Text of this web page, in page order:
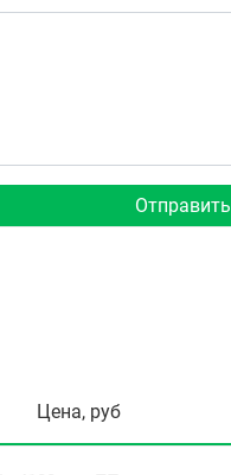
Отправить
Цена, руб